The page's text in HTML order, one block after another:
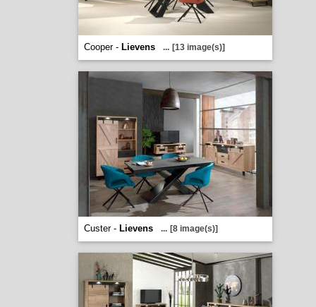
Cooper - Lievens ... [13 image(s)]
Custer - Lievens ... [8 image(s)]